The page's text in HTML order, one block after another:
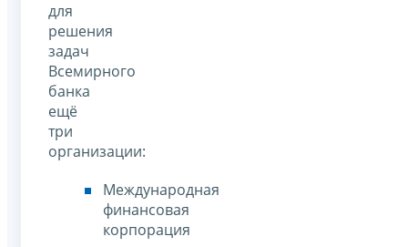
для
решения
задач
Всемирного
банка
ещё
три
организации:
Международная
финансовая
корпорация